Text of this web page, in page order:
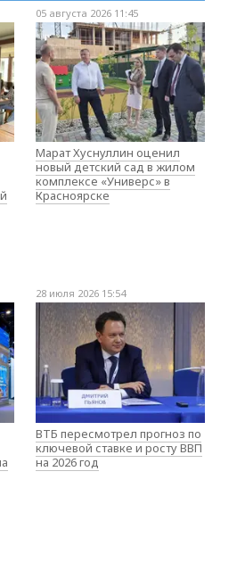
05 августа 2026 11:45
Марат Хуснуллин оценил
новый детский сад в жилом
комплексе «Универс» в
Красноярске
28 июля 2026 15:54
ВТБ пересмотрел прогноз по
ключевой ставке и росту ВВП
на 2026 год